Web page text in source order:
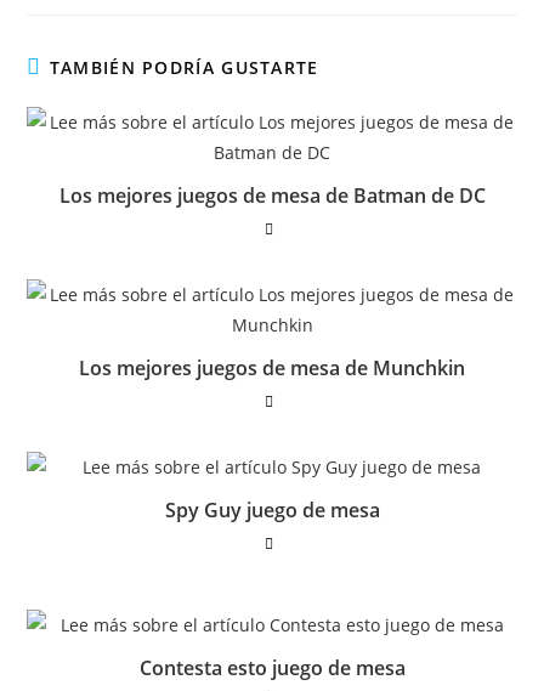
TAMBIÉN PODRÍA GUSTARTE
Los mejores juegos de mesa de Batman de DC
Los mejores juegos de mesa de Munchkin
Spy Guy juego de mesa
Contesta esto juego de mesa